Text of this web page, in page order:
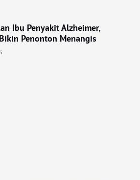
Ibu Penyakit Alzheimer,
Penonton Menangis